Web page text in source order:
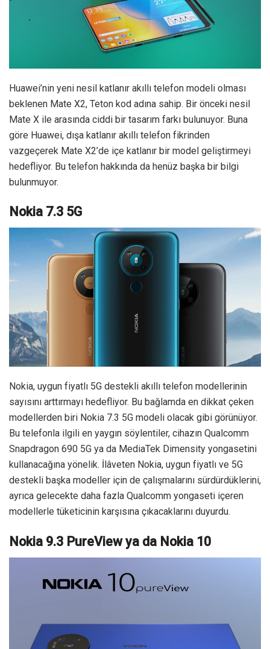
Huawei’nin yeni nesil katlanır akıllı telefon modeli olması
beklenen Mate X2, Teton kod adına sahip. Bir önceki nesil
Mate X ile arasında ciddi bir tasarım farkı bulunuyor. Buna
göre Huawei, dışa katlanır akıllı telefon fikrinden
vazgeçerek Mate X2’de içe katlanır bir model geliştirmeyi
hedefliyor. Bu telefon hakkında da henüz başka bir bilgi
bulunmuyor.
Nokia 7.3 5G
Nokia, uygun fiyatlı 5G destekli akıllı telefon modellerinin
sayısını arttırmayı hedefliyor. Bu bağlamda en dikkat çeken
modellerden biri Nokia 7.3 5G modeli olacak gibi görünüyor.
Bu telefonla ilgili en yaygın söylentiler, cihazın Qualcomm
Snapdragon 690 5G ya da MediaTek Dimensity yongasetini
kullanacağına yönelik. İlâveten Nokia, uygun fiyatlı ve 5G
destekli başka modeller için de çalışmalarını sürdürdüklerini,
ayrıca gelecekte daha fazla Qualcomm yongaseti içeren
modellerle tüketicinin karşısına çıkacaklarını duyurdu.
Nokia 9.3 PureView ya da Nokia 10